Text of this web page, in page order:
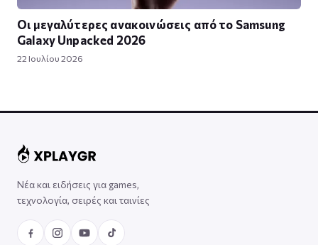
Οι μεγαλύτερες ανακοινώσεις από το Samsung
Galaxy Unpacked 2026
22 Ιουλίου 2026
Νέα και ειδήσεις για games,
τεχνολογία, σειρές και ταινίες